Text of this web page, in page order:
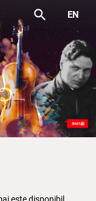
search EN
este disponibil